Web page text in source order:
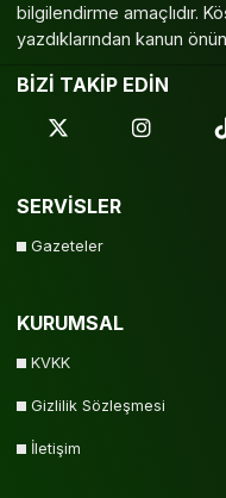
bilgilendirme amaçlıdır.
yazdıklarından kanun
BİZİ TAKİP EDİN
SERVİSLER
Gazeteler
KURUMSAL
KVKK
Gizlilik Sözleşmesi
İletişim